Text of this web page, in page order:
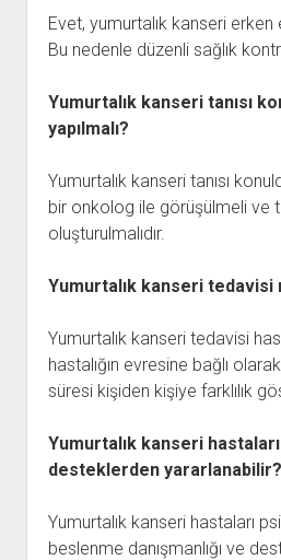
Evet, yumurtalık kanseri
Bu nedenle düzenli sağlık
Yumurtalık kanseri tanısı
yapılmalı?
Yumurtalık kanseri tanısı
bir onkolog ile görüşülmeli ve
oluşturulmalıdır.
Yumurtalık kanseri
Yumurtalık kanseri tedavisi
hastalığın evresine bağlı
süresi kişiden kişiye farklılık
Yumurtalık kanseri
desteklerden yararlanabilir?
Yumurtalık kanseri hastaları
beslenme danışmanlığı ve